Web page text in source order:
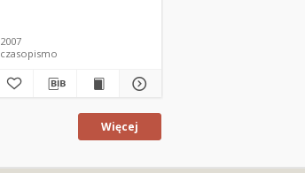
2007
czasopismo
Więcej